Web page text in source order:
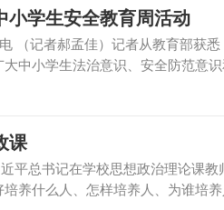
小学生安全教育周活动
者郝孟佳）记者从教育部获悉，
中小学生法治意识、安全防范意
课
书记在学校思想政治理论课教师
养什么人、怎样培养人、为谁培